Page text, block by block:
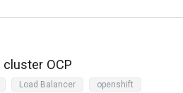
cluster OCP
Load Balancer openshift